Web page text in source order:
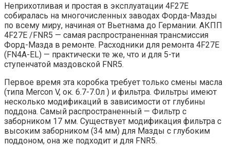
Неприхотливая и простая в эксплуатации 4F27E
собиралась на многочисленных заводах Форда-Мазды
по всему миру, начиная от Вьетнама до Германии. АКПП
4F27E /FNR5 — самая распространенная трансмиссия
Форд-Мазда в ремонте. Расходники для ремонта 4F27E
(FN4A-EL) — практически те же, что и для 5-ти
ступенчатой маздовской FNR5.
Первое время эта коробка требует только смены масла
(типа Mercon V, ок. 6.7-7.0л ) и фильтра. Фильтры имеют
несколько модификаций в зависимости от глубины
поддона. Самый распространенный — Фильтр с
заборником 17 мм. Существует модификация фильтра с
высоким заборником (34 мм) для Мазды с глубоким
поддоном, она же подходит и для FNR5.